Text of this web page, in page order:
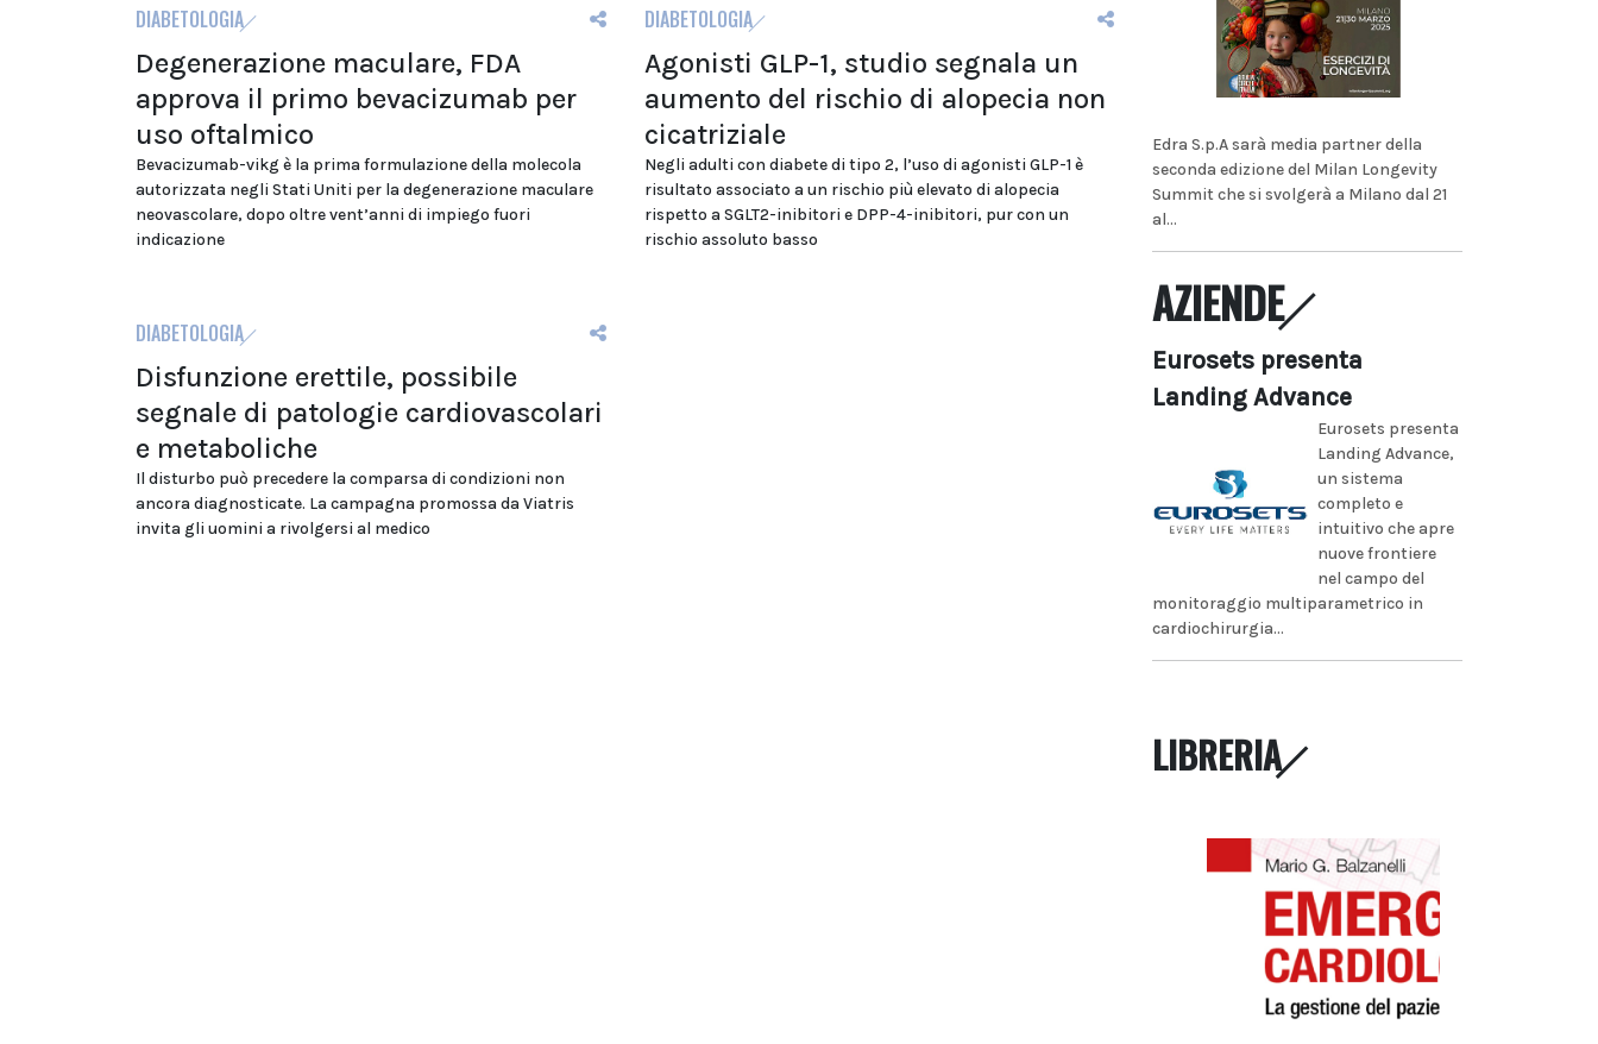
DIABETOLOGIA
Degenerazione maculare, FDA
approva il primo bevacizumab per
uso oftalmico
Bevacizumab-vikg è la prima formulazione della molecola
autorizzata negli Stati Uniti per la degenerazione maculare
neovascolare, dopo oltre vent’anni di impiego fuori
indicazione
DIABETOLOGIA
Agonisti GLP-1, studio segnala un
aumento del rischio di alopecia non
cicatriziale
Negli adulti con diabete di tipo 2, l’uso di agonisti GLP-1 è
risultato associato a un rischio più elevato di alopecia
rispetto a SGLT2-inibitori e DPP-4-inibitori, pur con un
rischio assoluto basso
DIABETOLOGIA
Disfunzione erettile, possibile
segnale di patologie cardiovascolari
e metaboliche
Il disturbo può precedere la comparsa di condizioni non
ancora diagnosticate. La campagna promossa da Viatris
invita gli uomini a rivolgersi al medico
Edra S.p.A sarà media partner della
seconda edizione del Milan Longevity
Summit che si svolgerà a Milano dal 21
al...
AZIENDE
Eurosets presenta
Landing Advance
Eurosets presenta
Landing Advance,
un sistema
completo e
intuitivo che apre
nuove frontiere
nel campo del
monitoraggio multiparametrico in
cardiochirurgia...
LIBRERIA